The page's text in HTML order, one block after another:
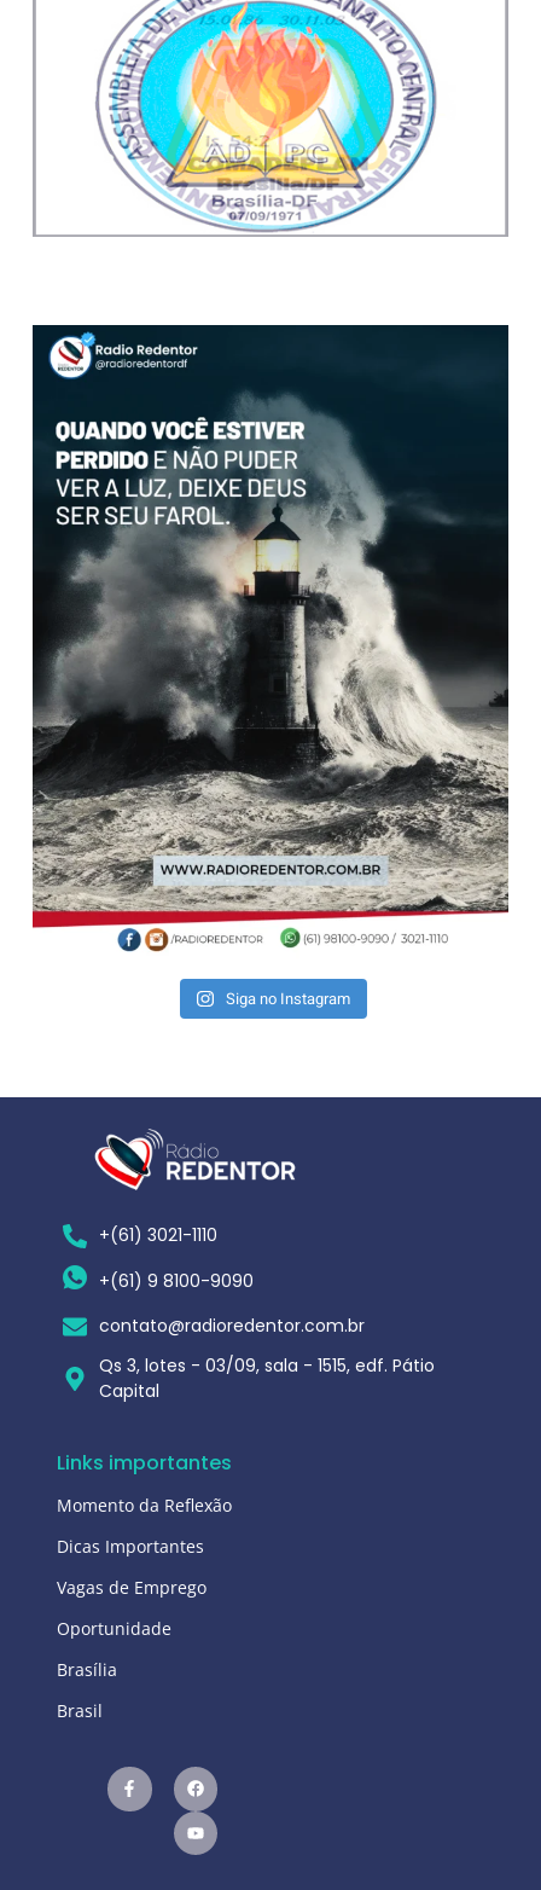
Siga no Instagram
+(61) 3021-1110
+(61) 9 8100-9090
contato@radioredentor.com.br
Qs 3, lotes - 03/09, sala - 1515, edf. Pátio
Capital
Links importantes
Momento da Reflexão
Dicas Importantes
Vagas de Emprego
Oportunidade
Brasília
Brasil